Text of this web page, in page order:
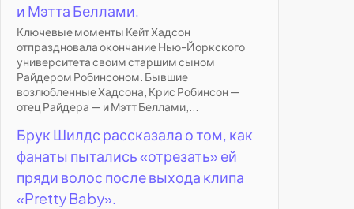
и Мэтта Беллами.
Ключевые моменты Кейт Хадсон
отпраздновала окончание Нью-Йоркского
университета своим старшим сыном
Райдером Робинсоном. Бывшие
возлюбленные Хадсона, Крис Робинсон —
отец Райдера — и Мэтт Беллами,...
Брук Шилдс рассказала о том, как
фанаты пытались «отрезать» ей
пряди волос после выхода клипа
«Pretty Baby».